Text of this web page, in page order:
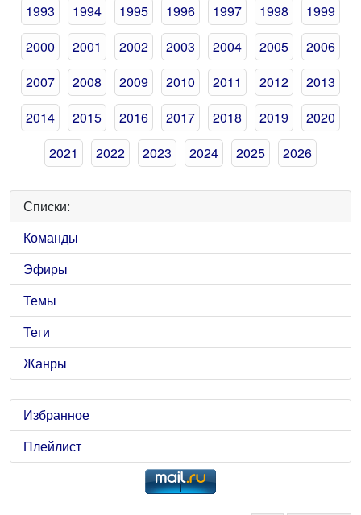
1993
1994 1995 1996 1997 1998
1999
2000
2001 2002 2003 2004 2005
2006
2007
2008 2009 2010 2011 2012
2013
2014
2015 2016 2017 2018 2019
2020
2021
2022 2023 2024 2025 2026
Списки:
Команды
Эфиры
Темы
Теги
Жанры
Избранное
Плейлист